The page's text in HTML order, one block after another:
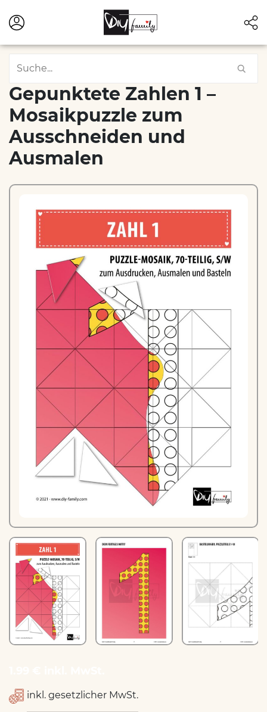
Gepunktete Zahlen 1 –
Mosaikpuzzle zum
Ausschneiden und
Ausmalen
inkl. gesetzlicher MwSt.